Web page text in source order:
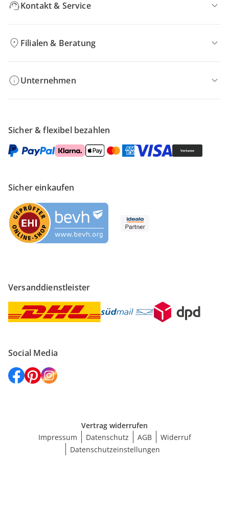
Kontakt & Service
Filialen & Beratung
Unternehmen
Sicher & flexibel bezahlen
Sicher einkaufen
Versanddienstleister
Social Media
Vertrag widerrufen
Impressum
Datenschutz AGB
Widerruf
Datenschutzeinstellungen